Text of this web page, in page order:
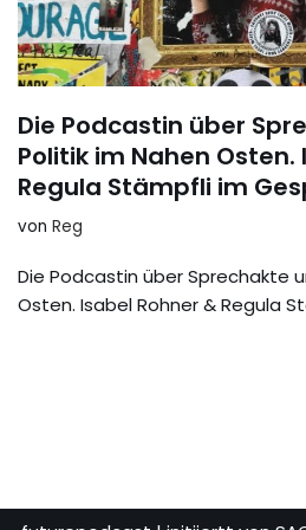
Die Podcastin über
Politik im Nahen Osten.
Regula Stämpfli im
von Reg
Die Podcastin über Sprechakte
Osten. Isabel Rohner & Regula